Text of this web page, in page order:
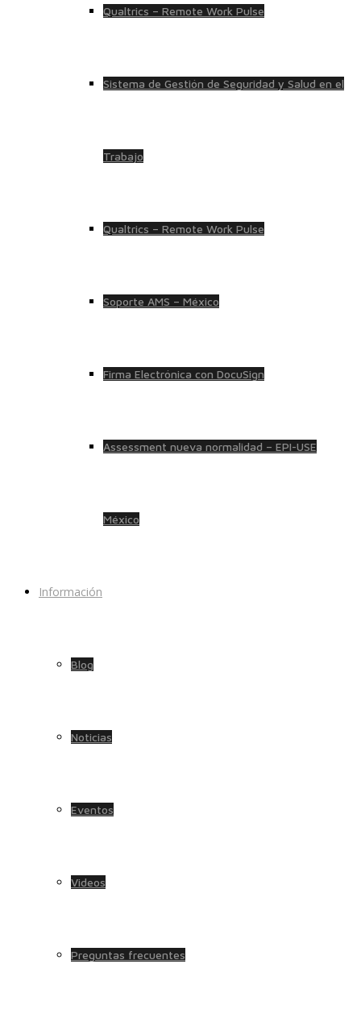
Qualtrics – Remote Work Pulse
Sistema de Gestión de Seguridad y Salud en el
Trabajo
Qualtrics – Remote Work Pulse
Soporte AMS – México
Firma Electrónica con DocuSign
Assessment nueva normalidad – EPI-USE
México
Información
Blog
Noticias
Eventos
Videos
Preguntas frecuentes